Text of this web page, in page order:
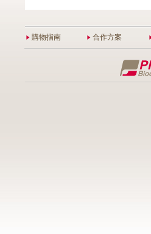
購物指南 合作方案